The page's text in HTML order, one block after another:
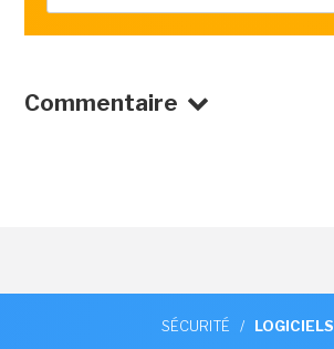
Commentaire
SÉCURITÉ / LOGICIELS